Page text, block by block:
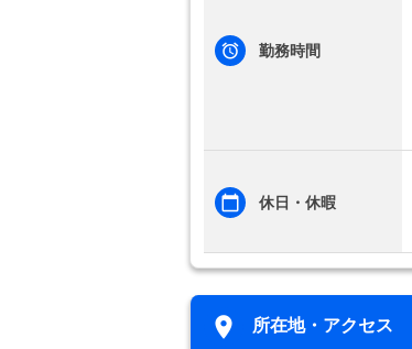
勤務時間
休日・休暇
所在地・アクセス